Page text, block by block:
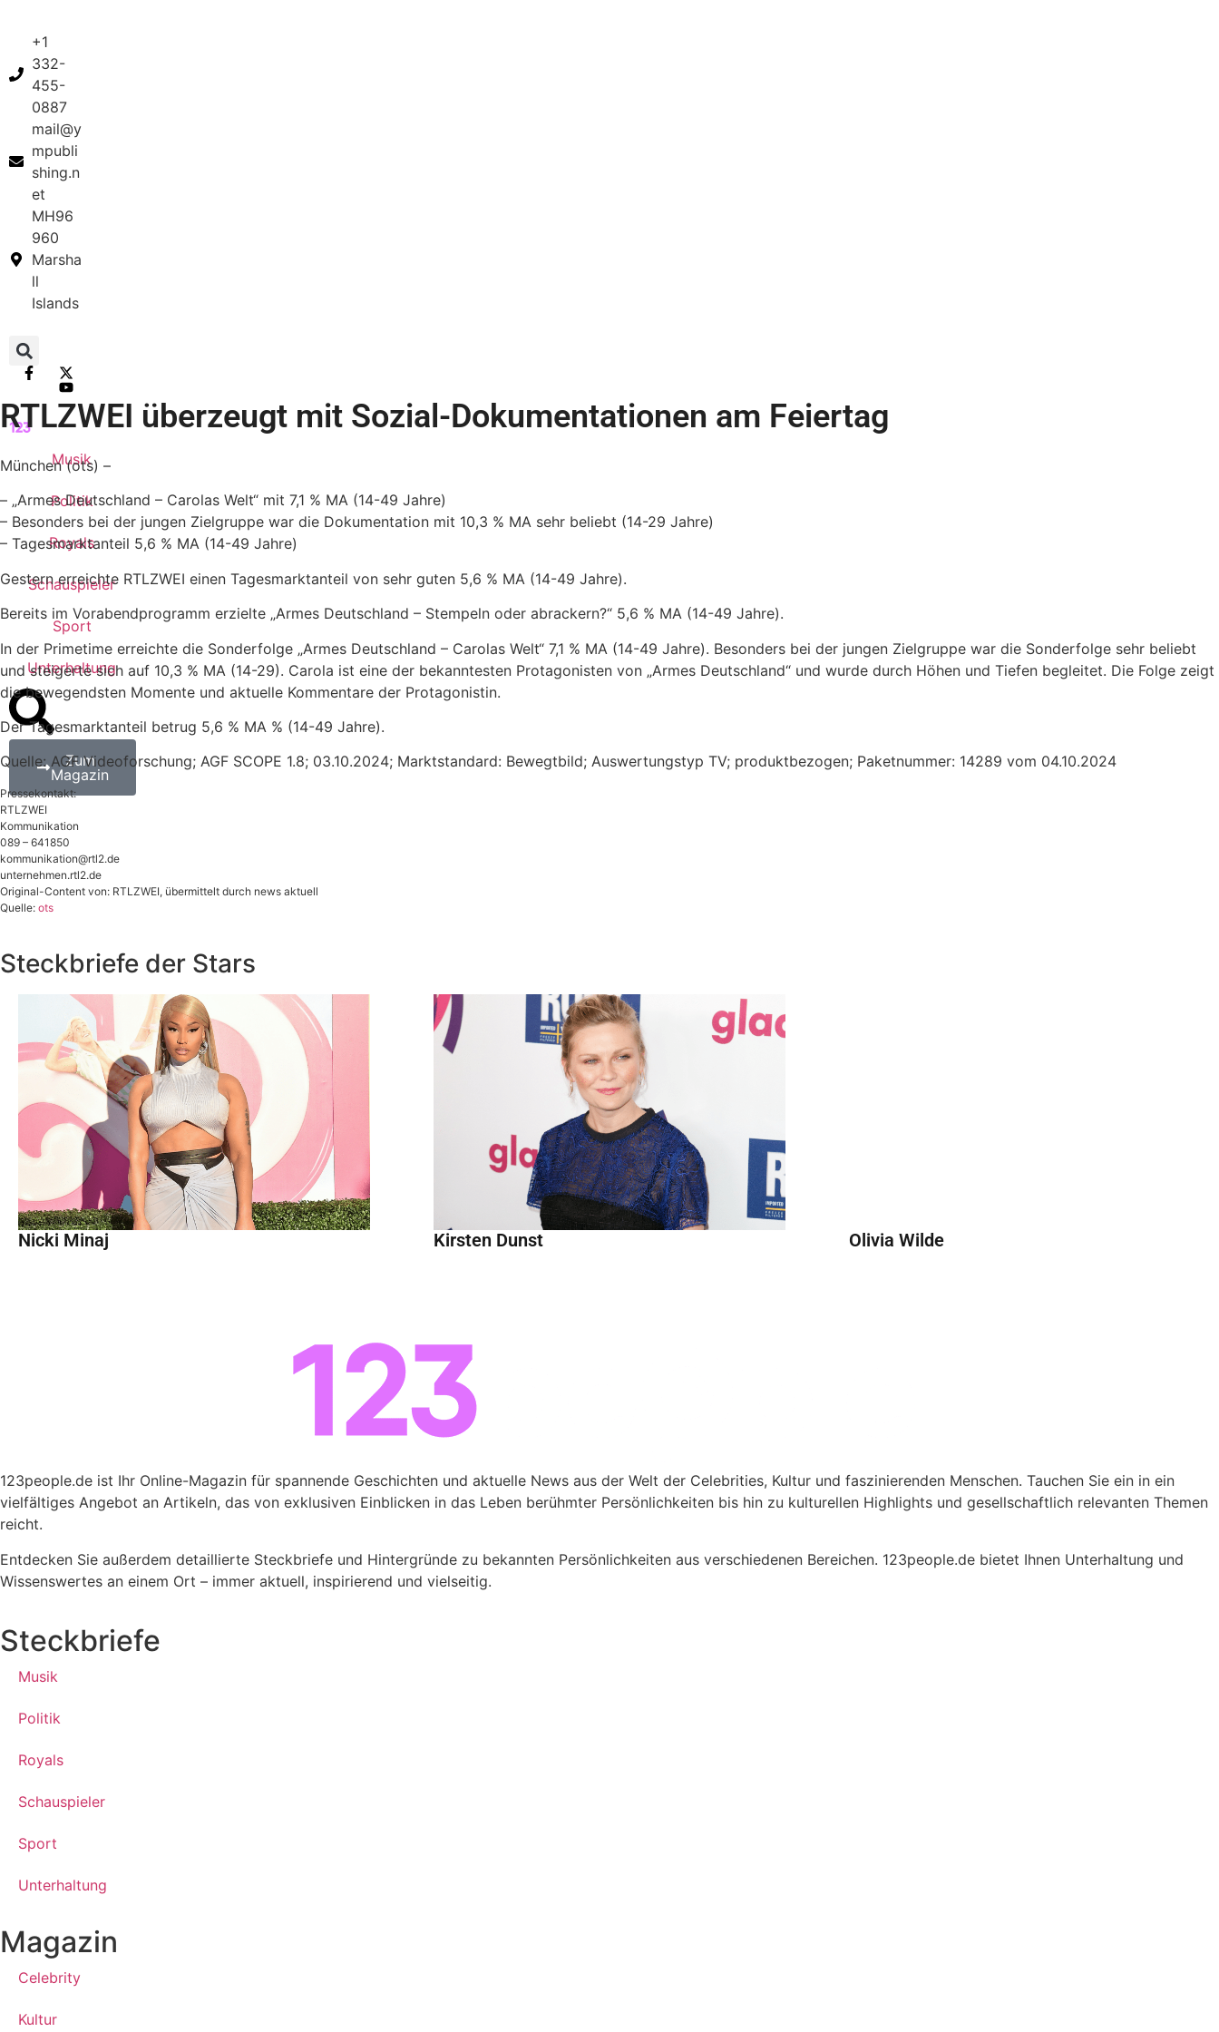
+1
332-
455-
0887
mail@y
mpubli
shing.n
et
MH96
960
Marsha
ll
Islands
Musik
Politik
Royals
Schauspieler
Sport
Unterhaltung
Zum
Magazin
RTLZWEI überzeugt mit Sozial-Dokumentationen am Feiertag
München (ots) –
– „Armes Deutschland – Carolas Welt“ mit 7,1 % MA (14-49 Jahre)
– Besonders bei der jungen Zielgruppe war die Dokumentation mit 10,3 % MA sehr beliebt (14-29 Jahre)
– Tagesmarktanteil 5,6 % MA (14-49 Jahre)
Gestern erreichte RTLZWEI einen Tagesmarktanteil von sehr guten 5,6 % MA (14-49 Jahre).
Bereits im Vorabendprogramm erzielte „Armes Deutschland – Stempeln oder abrackern?“ 5,6 % MA (14-49 Jahre).
In der Primetime erreichte die Sonderfolge „Armes Deutschland – Carolas Welt“ 7,1 % MA (14-49 Jahre). Besonders bei der jungen Zielgruppe war die Sonderfolge sehr beliebt
und steigerte sich auf 10,3 % MA (14-29). Carola ist eine der bekanntesten Protagonisten von „Armes Deutschland“ und wurde durch Höhen und Tiefen begleitet. Die Folge zeigt
die bewegendsten Momente und aktuelle Kommentare der Protagonistin.
Der Tagesmarktanteil betrug 5,6 % MA % (14-49 Jahre).
Quelle: AGF Videoforschung; AGF SCOPE 1.8; 03.10.2024; Marktstandard: Bewegtbild; Auswertungstyp TV; produktbezogen; Paketnummer: 14289 vom 04.10.2024
Pressekontakt:
RTLZWEI
Kommunikation
089 – 641850
kommunikation@rtl2.de
unternehmen.rtl2.de
Original-Content von: RTLZWEI, übermittelt durch news aktuell
Quelle: ots
Steckbriefe der Stars
Nicki Minaj Kirsten Dunst Olivia Wilde
123people.de ist Ihr Online-Magazin für spannende Geschichten und aktuelle News aus der Welt der Celebrities, Kultur und faszinierenden Menschen. Tauchen Sie ein in ein
vielfältiges Angebot an Artikeln, das von exklusiven Einblicken in das Leben berühmter Persönlichkeiten bis hin zu kulturellen Highlights und gesellschaftlich relevanten Themen
reicht.
Entdecken Sie außerdem detaillierte Steckbriefe und Hintergründe zu bekannten Persönlichkeiten aus verschiedenen Bereichen. 123people.de bietet Ihnen Unterhaltung und
Wissenswertes an einem Ort – immer aktuell, inspirierend und vielseitig.
Steckbriefe
Musik
Politik
Royals
Schauspieler
Sport
Unterhaltung
Magazin
Celebrity
Kultur